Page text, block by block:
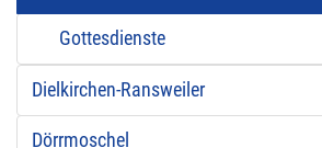
Gottesdienste
Dielkirchen-Ransweiler
Dörrmoschel